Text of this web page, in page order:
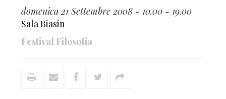
domenica 21 Settembre 2008 - 10.00 - 19.00
Sala Biasin
Festival Filosofia